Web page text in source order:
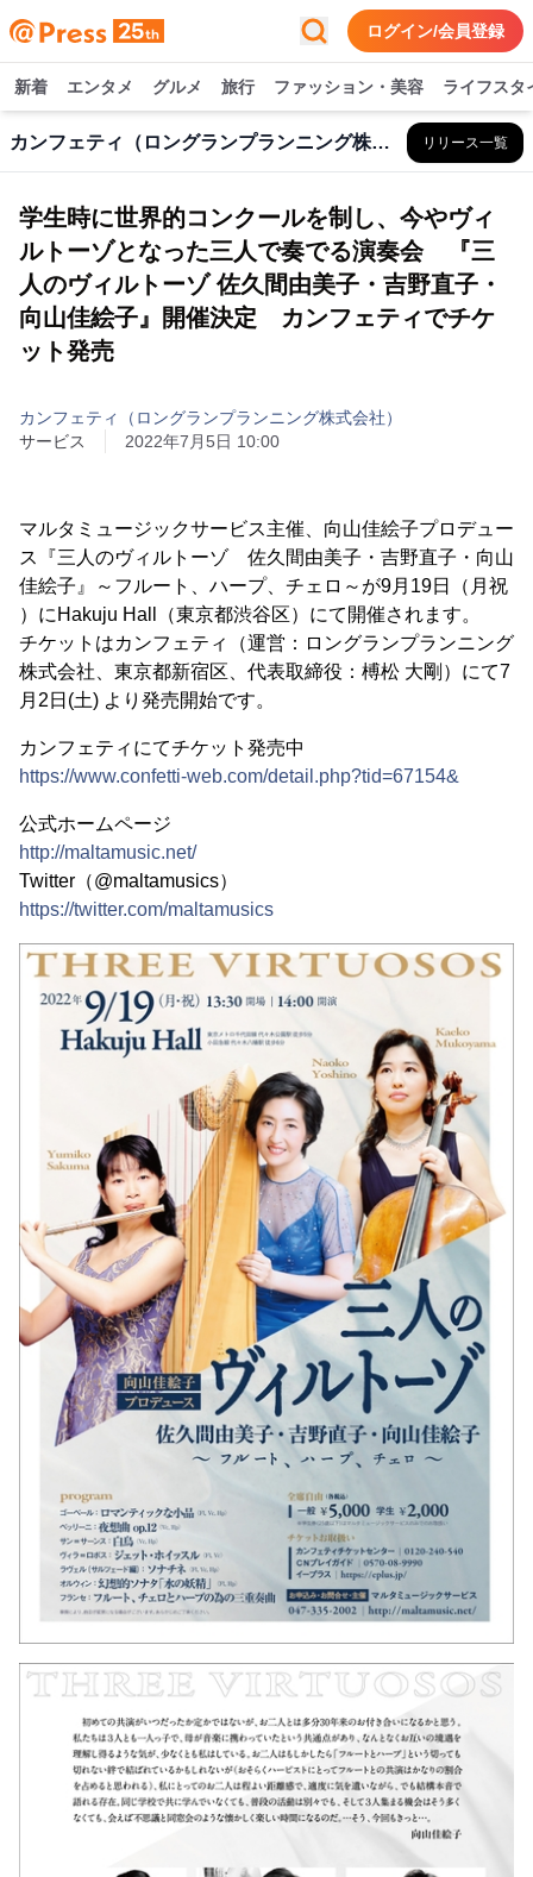
ログイン/会員登録
新着 エンタメ グルメ 旅行 ファッション・美容 ライフスタ
カンフェティ（ロングランプランニング株式会社） リリース一覧
学生時に世界的コンクールを制し、今やヴィ
ルトーゾとなった三人で奏でる演奏会 『三
人のヴィルトーゾ 佐久間由美子・吉野直子・
向山佳絵子』開催決定 カンフェティでチケ
ット発売
カンフェティ（ロングランプランニング株式会社）
サービス
2022年7月5日 10:00
マルタミュージックサービス主催、向山佳絵子プロデュー
ス『三人のヴィルトーゾ 佐久間由美子・吉野直子・向山
佳絵子』～フルート、ハープ、チェロ～が9月19日（月祝
）にHakuju Hall（東京都渋谷区）にて開催されます。
チケットはカンフェティ（運営：ロングランプランニング
株式会社、東京都新宿区、代表取締役：榑松 大剛）にて7
月2日(土) より発売開始です。
カンフェティにてチケット発売中
https://www.confetti-web.com/detail.php?tid=67154&
公式ホームページ
http://maltamusic.net/
Twitter（@maltamusics）
https://twitter.com/maltamusics